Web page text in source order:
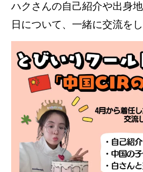
ハクさんの自己紹介や出身
日について、一緒に交流を